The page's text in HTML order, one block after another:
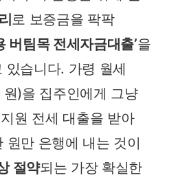
로 보증금을 팍팍
버팀목 전세자금대출’을
있습니다. 가령 월세
)을 집주인에게 그냥
원 전세 대출을 받아
원만 은행에 내는 것이
절약되는 가장 확실한